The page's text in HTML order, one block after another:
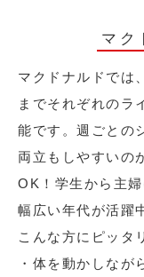
マク
マクドナルドでは
までそれぞれのラ
能です。週ごとの
両立もしやすいの
OK！学生から主
幅広い年代が活躍
こんな方にピッタ
・体を動かしなが